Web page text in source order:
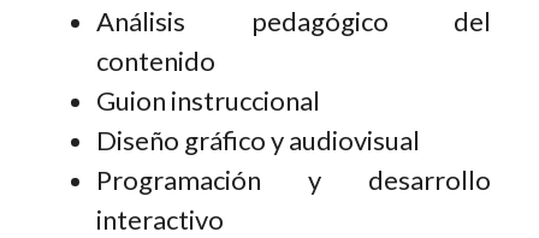
Análisis pedagógico del
contenido
Guion instruccional
Diseño gráfico y audiovisual
Programación y desarrollo
interactivo